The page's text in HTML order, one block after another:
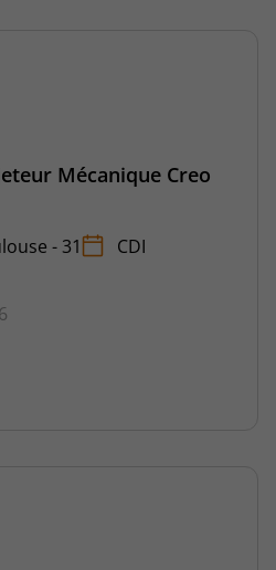
Mécanique Creo
- 31
CDI